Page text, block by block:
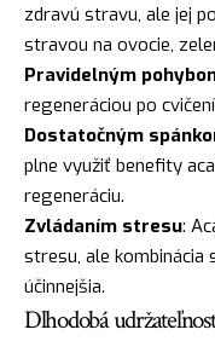
zdravú stravu, ale jej
stravou na ovocie,
Pravidelným
regeneráciou po
Dostatočným
plne využiť benefity
regeneráciu.
Zvládaním stresu:
stresu, ale kombinácia
účinnejšia.
Dlhodobá udržateľnosť